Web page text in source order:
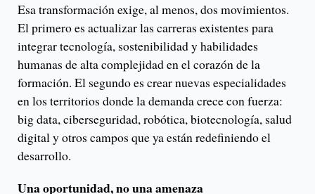
Esa transformación exige, al menos, dos movimientos.
El primero es actualizar las carreras existentes para
integrar tecnología, sostenibilidad y habilidades
humanas de alta complejidad en el corazón de la
formación. El segundo es crear nuevas especialidades
en los territorios donde la demanda crece con fuerza:
big data, ciberseguridad, robótica, biotecnología, salud
digital y otros campos que ya están redefiniendo el
desarrollo.
Una oportunidad, no una amenaza